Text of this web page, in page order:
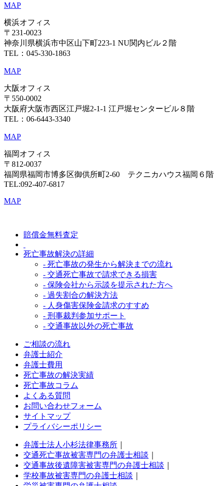
MAP
横浜オフィス
〒231-0023
神奈川県横浜市中区山下町223-1 NU関内ビル２階
TEL：045-330-1863
MAP
大阪オフィス
〒550-0002
大阪府大阪市西区江戸堀2-1-1 江戸堀センタービル８階
TEL：06-6443-3340
MAP
福岡オフィス
〒812-0037
福岡県福岡市博多区御供所町2-60 テクニカハウス福岡６階
TEL:092-407-6817
MAP
賠償金無料査定
死亡事故解決の詳細
- 死亡事故の発生から解決までの流れ
- 交通死亡事故で請求できる損害
- 保険会社から示談を提示された方へ
- 過失割合の解決方法
- 人身傷害保険金請求のすすめ
- 刑事裁判参加サポート
- 交通事故以外の死亡事故
ご相談の流れ
弁護士紹介
弁護士費用
死亡事故の解決実績
死亡事故コラム
よくある質問
お問い合わせフォーム
サイトマップ
プライバシーポリシー
弁護士法人小杉法律事務所
交通死亡事故被害専門の弁護士相談
交通事故後遺障害被害専門の弁護士相談
学校事故被害専門の弁護士相談